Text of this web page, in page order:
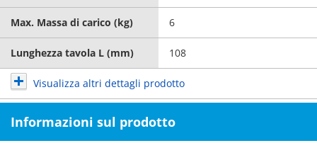
Max. Massa di carico (kg) 6
Lunghezza tavola L (mm) 108
Visualizza altri dettagli prodotto
Informazioni sul prodotto